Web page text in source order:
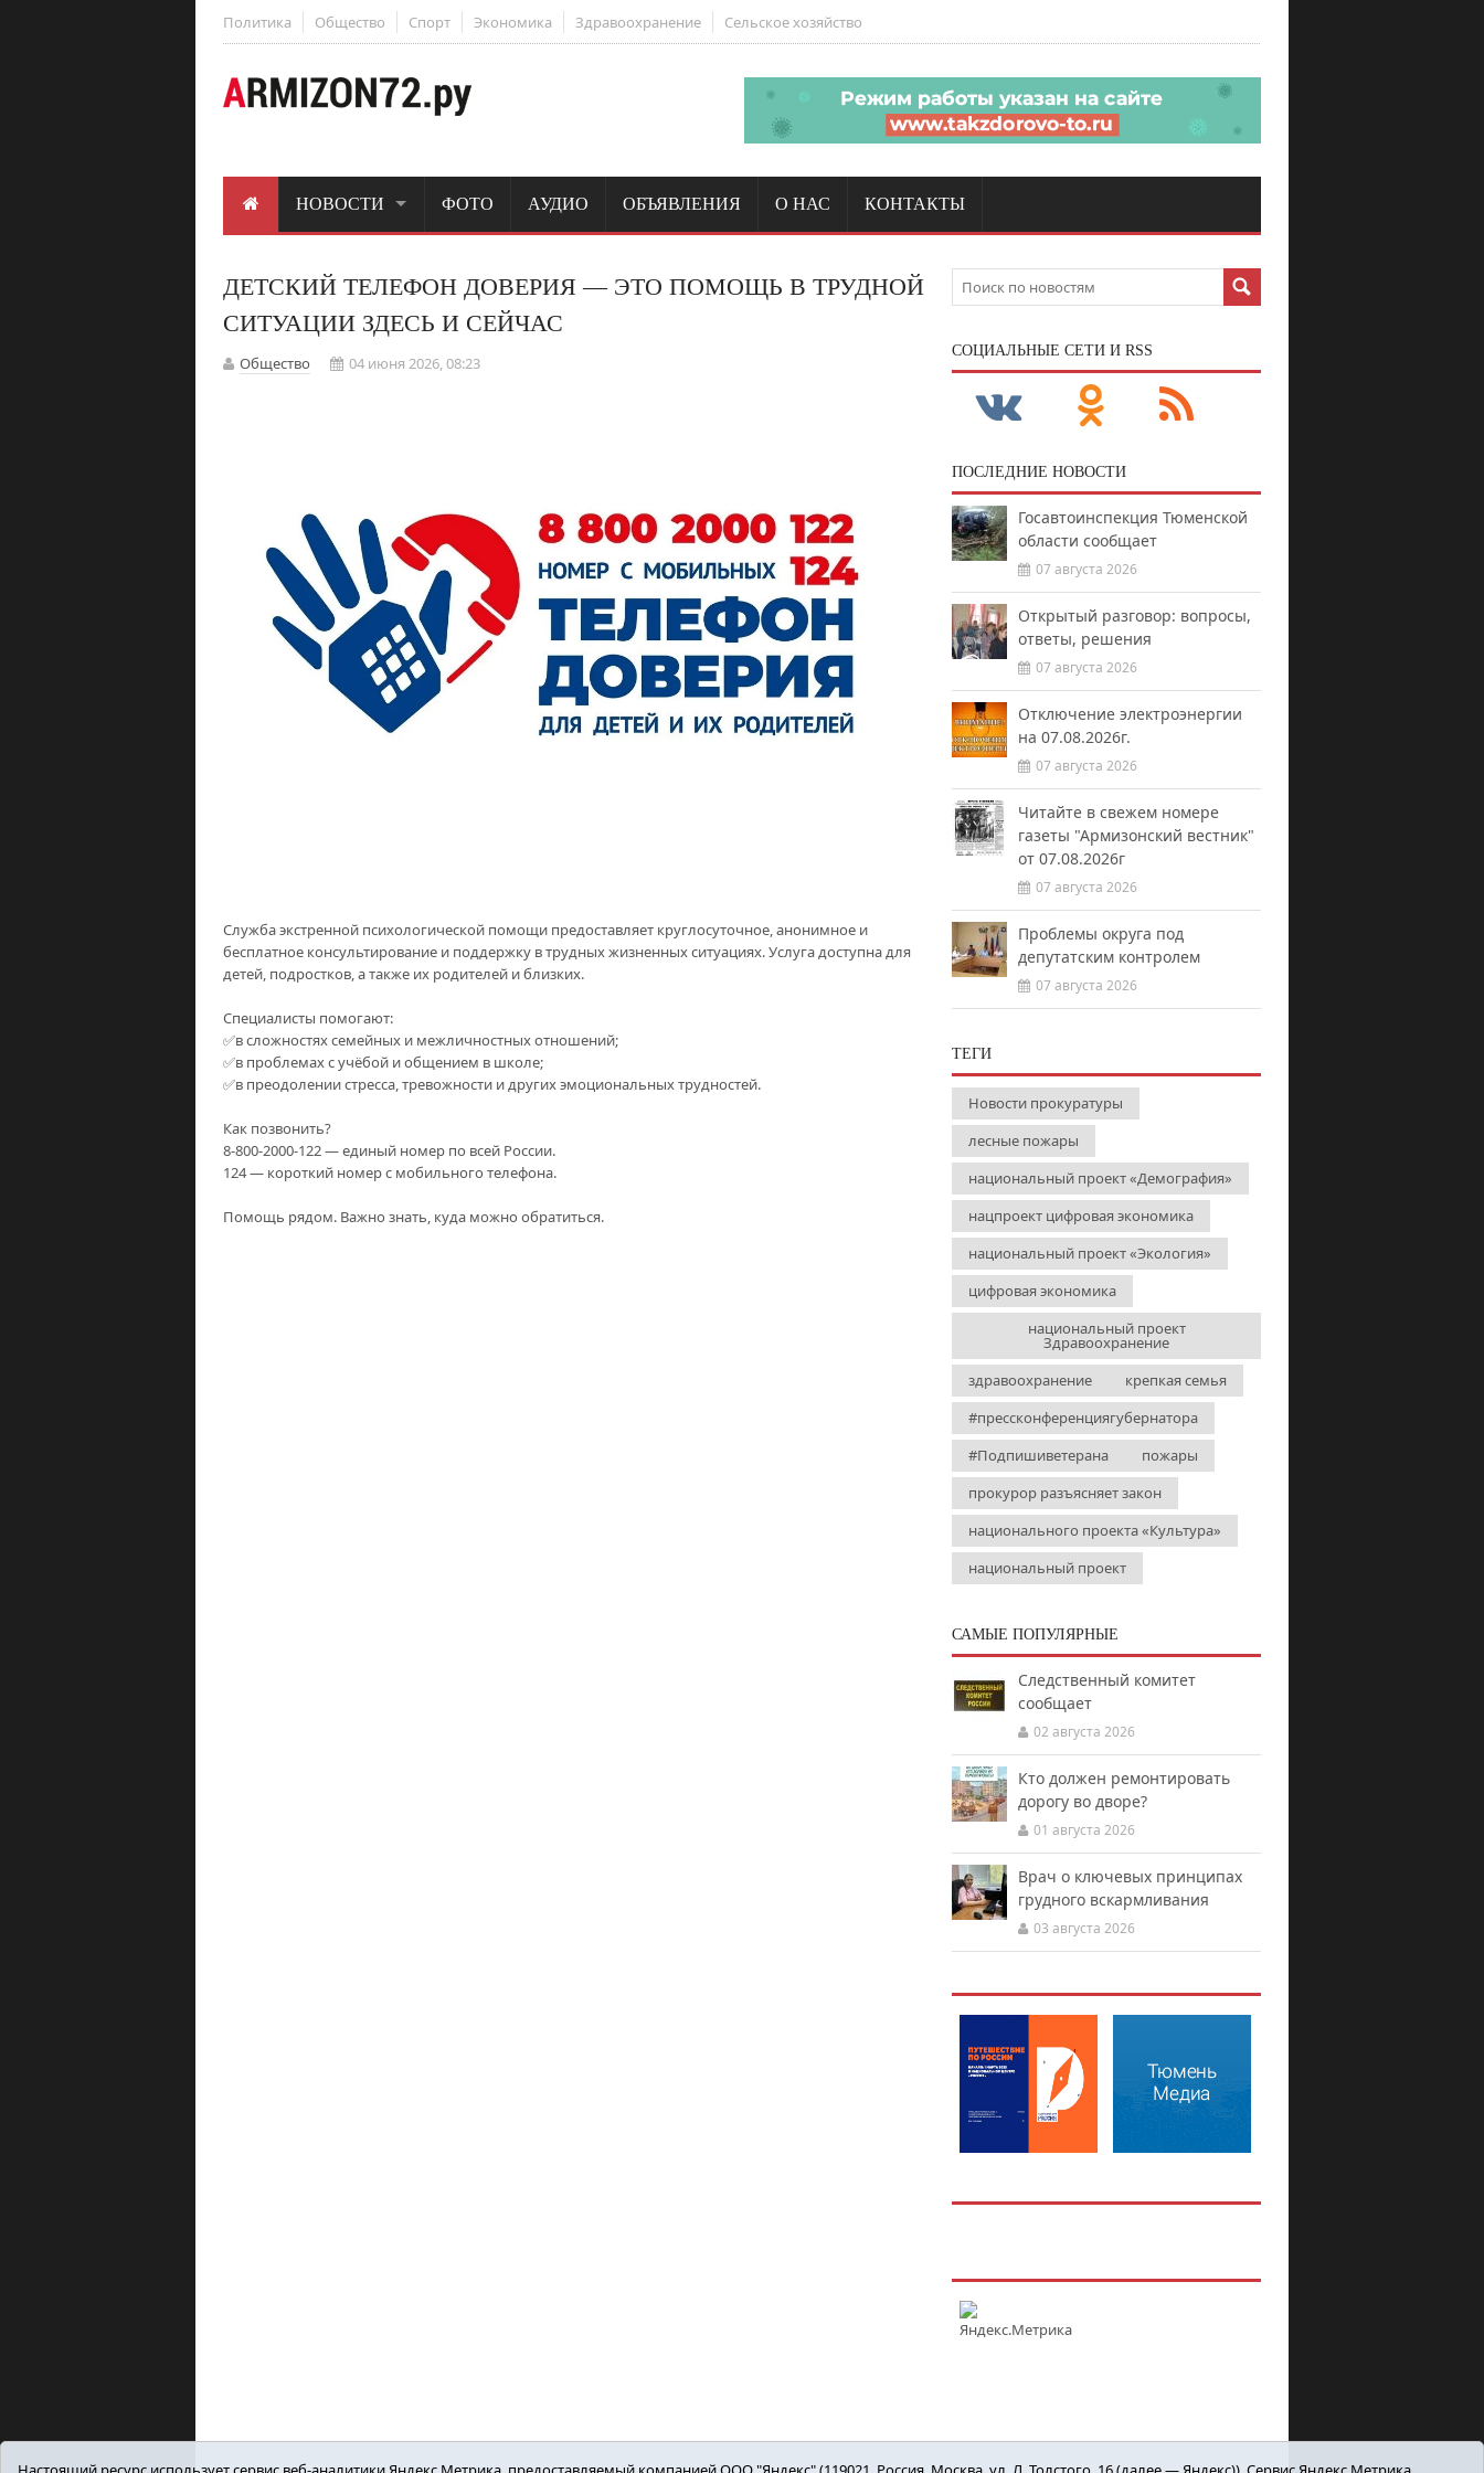
Политика Общество Спорт Экономика Здравоохранение Сельское хозяйство
НОВОСТИ ФОТО АУДИО ОБЪЯВЛЕНИЯ О НАС КОНТАКТЫ
ДЕТСКИЙ ТЕЛЕФОН ДОВЕРИЯ — ЭТО ПОМОЩЬ В ТРУДНОЙ
СИТУАЦИИ ЗДЕСЬ И СЕЙЧАС
Общество 04 июня 2026, 08:23
Служба экстренной психологической помощи предоставляет круглосуточное, анонимное и
бесплатное консультирование и поддержку в трудных жизненных ситуациях. Услуга доступна для
детей, подростков, а также их родителей и близких.
Специалисты помогают:
✅в сложностях семейных и межличностных отношений;
✅в проблемах с учёбой и общением в школе;
✅в преодолении стресса, тревожности и других эмоциональных трудностей.
Как позвонить?
8-800-2000-122 — единый номер по всей России.
124 — короткий номер с мобильного телефона.
Помощь рядом. Важно знать, куда можно обратиться.
CОЦИАЛЬНЫЕ СЕТИ И RSS
ПОСЛЕДНИЕ НОВОСТИ
Госавтоинспекция Тюменской
области сообщает
07 августа 2026
Открытый разговор: вопросы,
ответы, решения
07 августа 2026
Отключение электроэнергии
на 07.08.2026г.
07 августа 2026
Читайте в свежем номере
газеты "Армизонский вестник"
от 07.08.2026г
07 августа 2026
Проблемы округа под
депутатским контролем
07 августа 2026
ТЕГИ
Новости прокуратуры
лесные пожары
национальный проект «Демография»
нацпроект цифровая экономика
национальный проект «Экология»
цифровая экономика
национальный проект
Здравоохранение
здравоохранение
крепкая семья
#прессконференциягубернатора
#Подпишиветерана
пожары
прокурор разъясняет закон
национального проекта «Культура»
национальный проект
САМЫЕ ПОПУЛЯРНЫЕ
Следственный комитет
сообщает
02 августа 2026
Кто должен ремонтировать
дорогу во дворе?
01 августа 2026
Врач о ключевых принципах
грудного вскармливания
03 августа 2026